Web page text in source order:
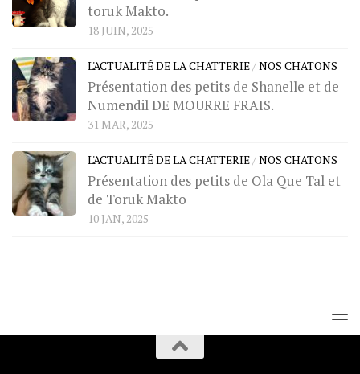
toruk Makto.
18 JUIN, 2025
L'ACTUALITÉ DE LA CHATTERIE/NOS CHATONS
Présentation des petits de Shanelle et de
Numendil DE MOURRE FRAIS.
31 MAR, 2025
L'ACTUALITÉ DE LA CHATTERIE/NOS CHATONS
Présentation des petits de Ola Que Tal et
de Toruk Makto
10 JAN, 2025